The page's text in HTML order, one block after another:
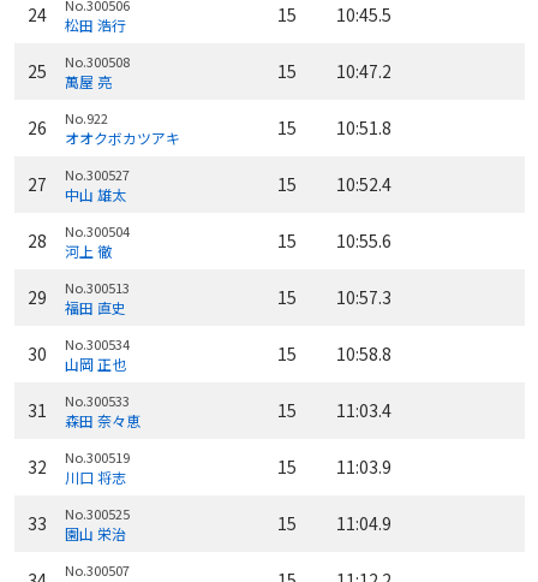
24 No.300506
松田 浩行 15 10:45.5
25 No.300508
萬屋 亮 15 10:47.2
26 No.922
オオクボカツアキ 15 10:51.8
27 No.300527
中山 雄太 15 10:52.4
28 No.300504
河上 徹 15 10:55.6
29 No.300513
福田 直史 15 10:57.3
30 No.300534
山岡 正也 15 10:58.8
31 No.300533
森田 奈々恵 15 11:03.4
32 No.300519
川口 将志 15 11:03.9
33 No.300525
園山 栄治 15 11:04.9
No.300507